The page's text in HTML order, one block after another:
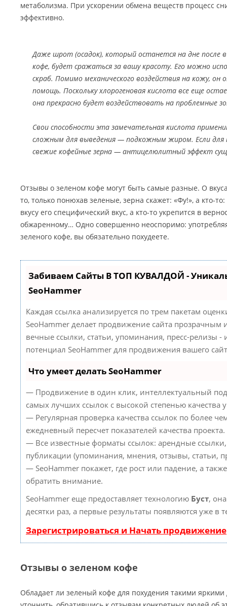
метаболизма. При ускорении обмена веществ процесс
эффективно.
Даже шрот (осадок), который останется на дне после
кофе, будет сражаться за вашу красоту. Его можно
скраб. Помимо механического воздействия на кожу, он
помощь. Поскольку хлорогеновая кислота все еще
она прекрасно будет воздействовать на проблемные
Свои способности эта замечательная кислота
сложным для выведения — подкожным жиром. Если для
свежие кофейные зерна — антицелюлитный эффект
Отзывы о зеленом кофе могут быть самые разные. О
то, только понюхав зеленые, зерна скажет: «Фу!», а кто-
вкусу его специфический вкус, а кто-то укрепится в
обжаренному… Одно совершенно неоспоримо:
зеленого кофе, вы обязательно похудеете.
Забиваем Сайты В ТОП КУВАЛДОЙ -
SeoHammer
Каждая ссылка анализируется по трем пакетам
SeoHammer делает продвижение сайта прозрачным
вечные ссылки, статьи, упоминания, пресс-релизы -
потенциал SeoHammer для продвижения вашего
Что умеет делать SeoHammer
— Продвижение в один клик, интеллектуальный
самых лучших ссылок с высокой степенью качества
— Регулярная проверка качества ссылок по более
ежедневный пересчет показателей качества проекта.
— Все известные форматы ссылок: арендные
публикации (упоминания, мнения, отзывы, статьи,
— SeoHammer покажет, где рост или падение, а
обратить внимание.
SeoHammer еще предоставляет технологию Буст,
десятки раз, а первые результаты появляются уже в
Зарегистрироваться и Начать продвижение
Отзывы о зеленом кофе
Обладает ли зеленый кофе для похудения такими